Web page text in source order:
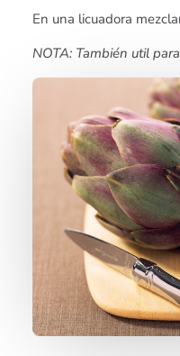
En una licuadora
NOTA: También util